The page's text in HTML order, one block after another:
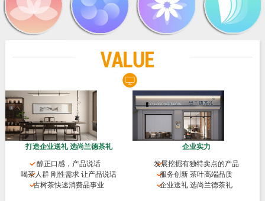
打造企业送礼 选尚兰德茶礼
醇正口感，产品说话
喝茶人群 刚性需求 让产品说话
古树茶快速消费品事业
企业实力
发展挖掘有独特卖点的产品
服务创新 茶叶高端品质
企业送礼 选尚兰德茶礼